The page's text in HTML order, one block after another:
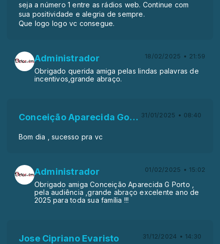
seja a número 1 entre as rádios web. Continue com
sua positividade e alegria de sempre.
Que logo logo vc consegue.
Administrador 18/02/2025 • 21:59
Obrigado querida amiga pelas lindas palavras de
incentivos,grande abraço.
Conceição Aparecida Gonsalves Porto 31/01/2025 • 08:40
Bom dia , sucesso pra vc
Administrador 01/02/2025 • 15:02
Obrigado amiga Conceição Aparecida G Porto ,
pela audiência ,grande abraço excelente ano de
2025 para toda sua família !!!
Jose Cipriano Evaristo 31/12/2024 • 14:30